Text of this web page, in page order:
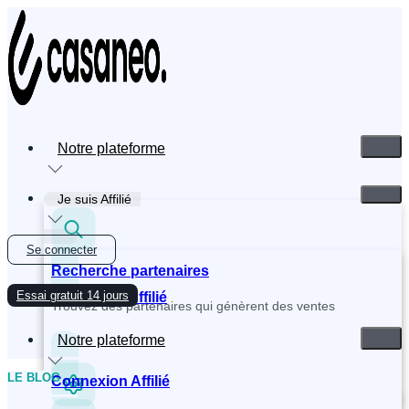
Skip
to
content
Notre plateforme
Recherche partenaires
Trouvez des partenaires qui génèrent des ventes
Je suis Affilié
Inscription Affilié
Connexion Affilié
Se connecter
Essai gratuit 14 jours
Notre plateforme
LE BLOG